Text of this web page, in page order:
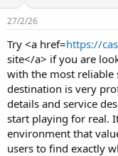
27/2/26
Try <a href=https://
site</a> if you are
with the most reliable
destination is very
details and service
start playing for real.
environment that
users to find exactly